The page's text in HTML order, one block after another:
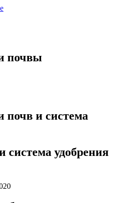
почвы
почв и система
система удобрения